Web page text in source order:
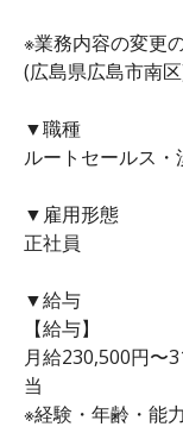
※業務内容の変更
(広島県広島市南
▼職種
ルートセールス
▼雇用形態
正社員
▼給与
【給与】
月給230,500円〜
当
※経験・年齢・能